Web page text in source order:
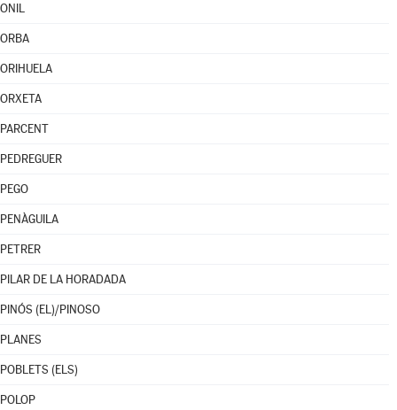
ONIL
ORBA
ORIHUELA
ORXETA
PARCENT
PEDREGUER
PEGO
PENÀGUILA
PETRER
PILAR DE LA HORADADA
PINÓS (EL)/PINOSO
PLANES
POBLETS (ELS)
POLOP